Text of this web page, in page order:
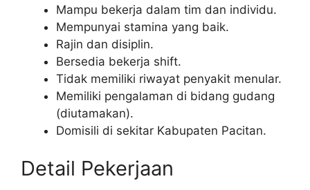
Mampu bekerja dalam tim dan individu.
Mempunyai stamina yang baik.
Rajin dan disiplin.
Bersedia bekerja shift.
Tidak memiliki riwayat penyakit menular.
Memiliki pengalaman di bidang gudang
(diutamakan).
Domisili di sekitar Kabupaten Pacitan.
Detail Pekerjaan